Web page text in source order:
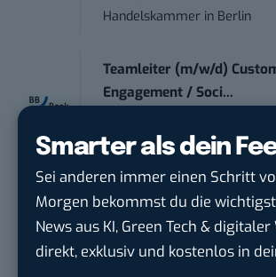
Smarter als dein
Sei anderen immer einen Schritt
Morgen bekommst du die
News aus KI, Green Tech &
direkt, exklusiv und kostenlos in
Handelskammer in Berlin
Teamleiter (m/w/d)
Engagement / Soci...
Karlsruhe
Schwerpunkt Socia...
LEUCHTTURM1917in